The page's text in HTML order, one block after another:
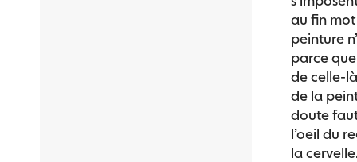
au fin
peinture
parce
de celle-
de la
doute
l’oeil du
la